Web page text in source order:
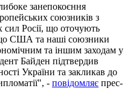
занепокоєння
союзників з
сил Росії, що оточують
що США та наші союзники
та іншим заходам у
Байден підтвердив
України та закликав до
- повідомляє прес-